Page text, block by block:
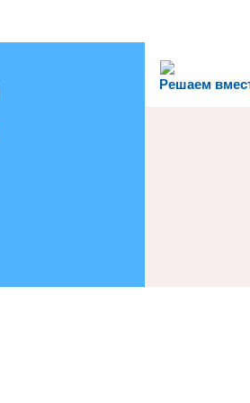
Решаем